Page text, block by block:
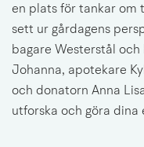
en plats för tankar om
sett ur gårdagens
bagare Westerstål och
Johanna, apotekare
och donatorn Anna
utforska och göra dina